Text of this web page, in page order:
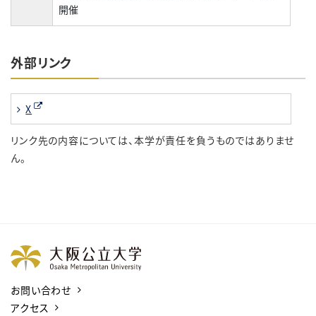
開催
外部リンク
X
リンク先の内容については、本学が責任を負うものではありませ
ん。
お問い合わせ
アクセス